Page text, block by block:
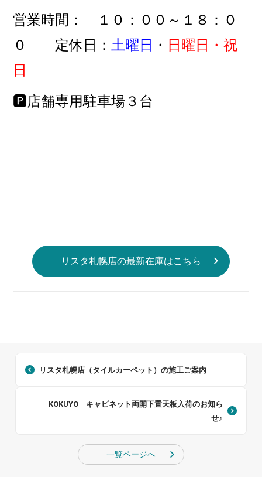
営業時間： １０：００～１８：０
０ 定休日： 土曜日 ・ 日曜日・祝
日
🅿店舗専用駐車場３台
リスタ札幌店の最新在庫はこちら
リスタ札幌店（タイルカーペット）の施工ご案内
KOKUYO キャビネット両開下置天板入荷のお知ら
せ♪
一覧ページへ